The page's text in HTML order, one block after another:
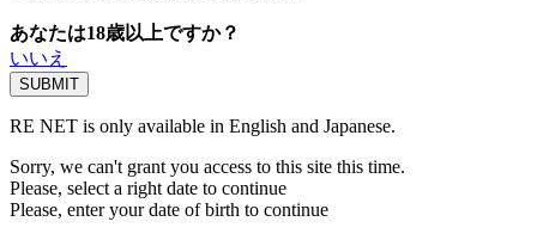
あなたは18歳以上ですか？
いいえ
RE NET is only available in English and Japanese.
Sorry, we can't grant you access to this site this time.
Please, select a right date to continue
Please, enter your date of birth to continue